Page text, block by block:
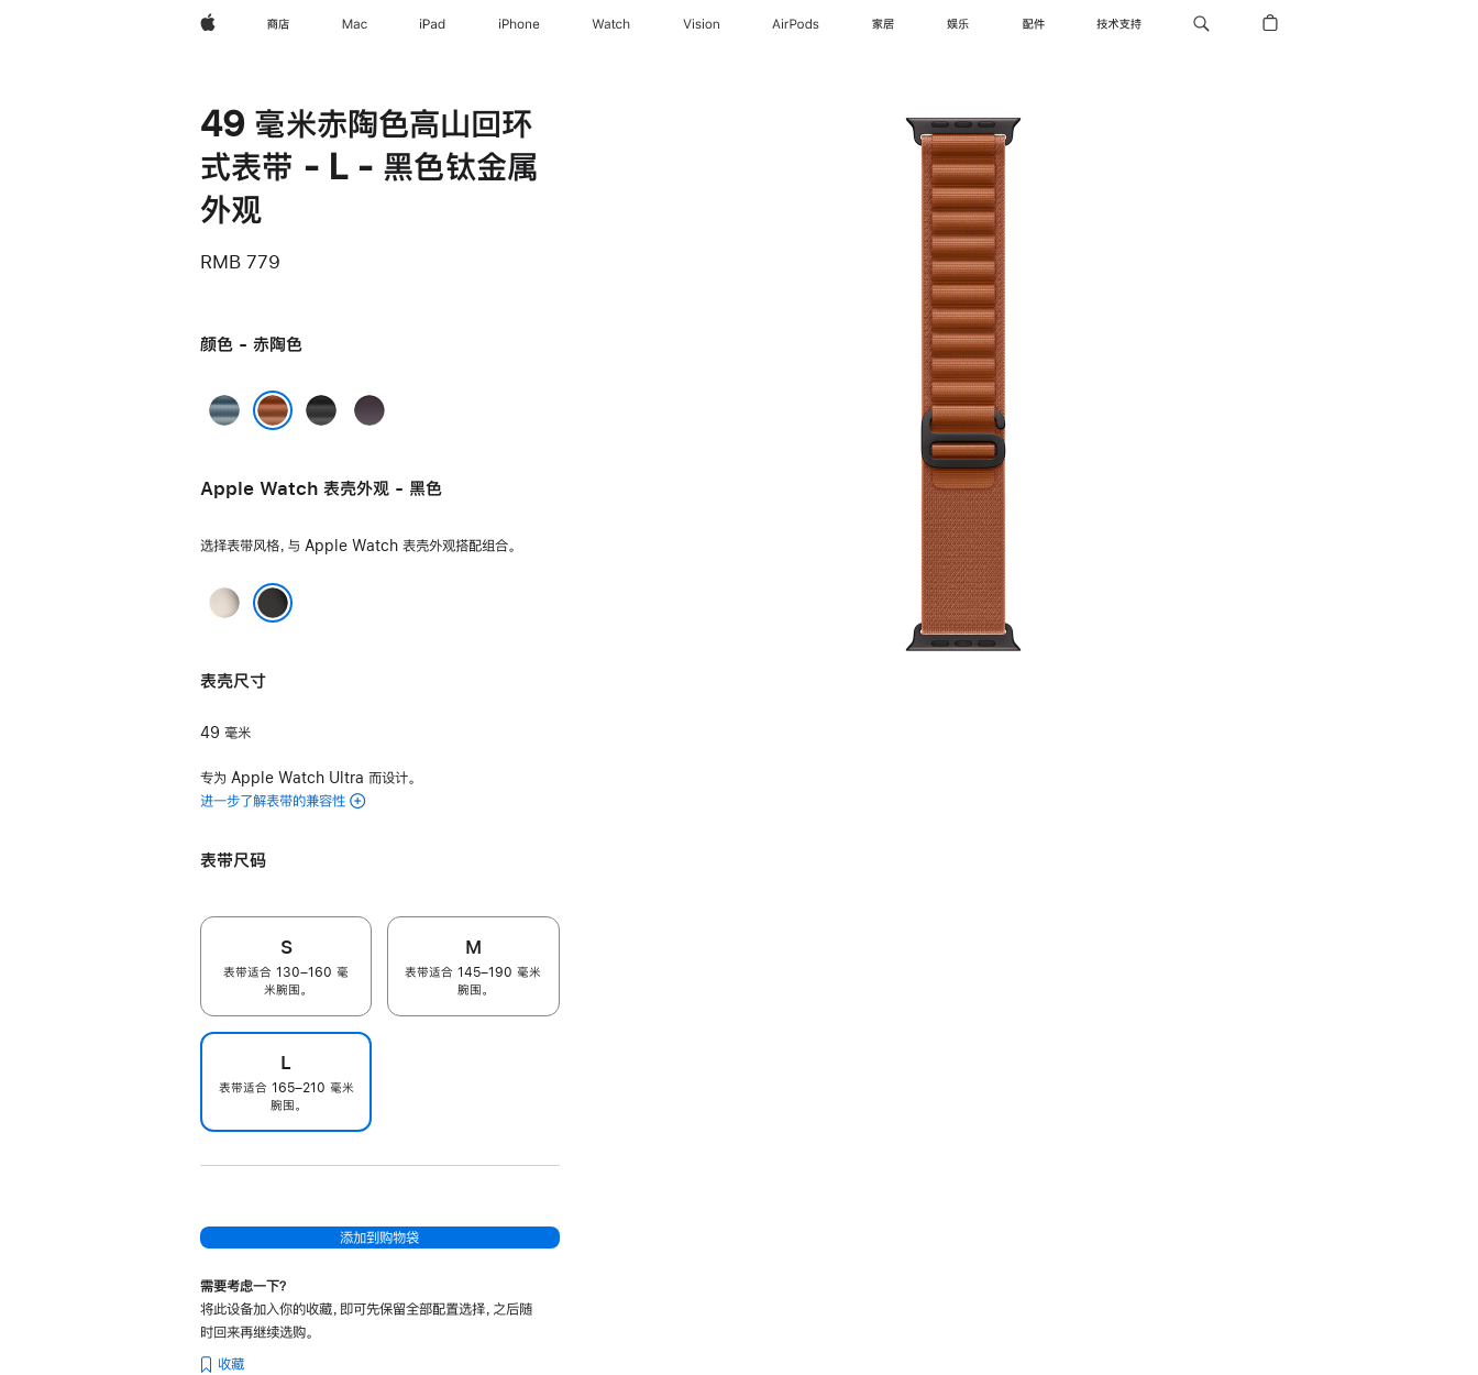
Apple 商店 Mac iPad iPhone Watch Vision AirPods 家居 娱乐 配件 技术支持
49 毫米赤陶色高山回环
式表带 - L - 黑色钛金属
外观
RMB 779
颜色 - 赤陶色
浅
黑
靛
Apple Watch 表壳外观 - 黑色
选择表带风格，与 Apple Watch 表壳外观搭配组合。
原
表壳尺寸
49 毫米
专为 Apple Watch Ultra 而设计。
进一步了解表带的兼容性
表带尺码
S
表带适合 130–160 毫
米腕围。
M
表带适合 145–190 毫米
腕围。
L
表带适合 165–210 毫米
腕围。
添加到购物袋
需要考虑一下？
将此设备加入你的收藏，即可先保留全部配置选择，之后随
时回来再继续选购。
收藏